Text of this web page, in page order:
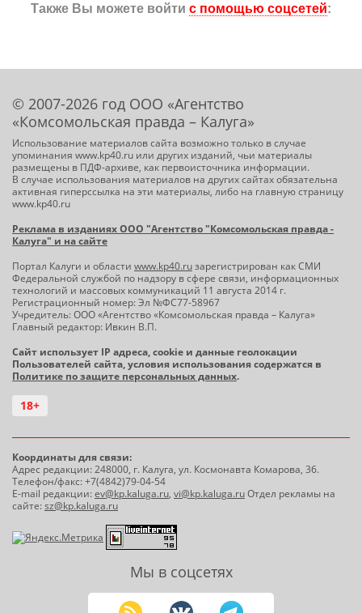
Также Вы можете войти с помощью соцсетей:
© 2007-2026 год ООО «Агентство
«Комсомольская правда – Калуга»
Использование материалов сайта возможно только в случае
упоминания www.kp40.ru или других изданий, чьи материалы
размещены в ПДФ-архиве, как первоисточника информации.
В случае использования материалов на других сайтах обязательна
активная гиперссылка на эти материалы, либо на главную страницу
www.kp40.ru
Реклама в изданиях ООО "Агентство "Комсомольская правда -
Калуга" и на сайте
Портал Калуги и области www.kp40.ruзарегистрирован как СМИ
Федеральной службой по надзору в сфере связи, информационных
технологий и массовых коммуникаций 11 августа 2014 г.
Регистрационный номер: Эл №ФС77-58967
Учредитель: ООО «Агентство «Комсомольская правда – Калуга»
Главный редактор: Ивкин В.П.
Сайт использует IP адреса, cookie и данные геолокации
Пользователей сайта, условия использования содержатся в
Политике по защите персональных данных.
18+
Координаты для связи:
Адрес редакции: 248000, г. Калуга, ул. Космонавта Комарова, 36.
Телефон/факс: +7(4842)79-04-54
E-mail редакции:ev@kp.kaluga.ru, vi@kp.kaluga.ruОтдел рекламы на
сайте:sz@kp.kaluga.ru
Мы в соцсетях